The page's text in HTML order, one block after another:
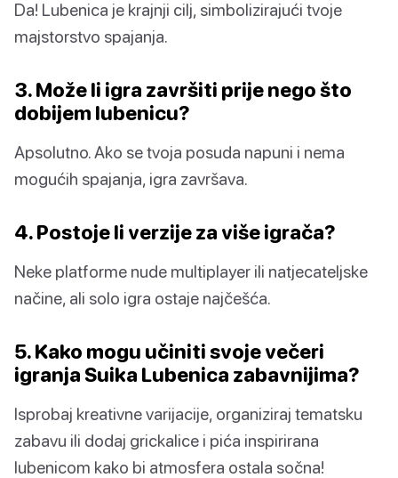
Da! Lubenica je krajnji cilj, simbolizirajući tvoje
majstorstvo spajanja.
3. Može li igra završiti prije nego što
dobijem lubenicu?
Apsolutno. Ako se tvoja posuda napuni i nema
mogućih spajanja, igra završava.
4. Postoje li verzije za više igrača?
Neke platforme nude multiplayer ili natjecateljske
načine, ali solo igra ostaje najčešća.
5. Kako mogu učiniti svoje večeri
igranja Suika Lubenica zabavnijima?
Isprobaj kreativne varijacije, organiziraj tematsku
zabavu ili dodaj grickalice i pića inspirirana
lubenicom kako bi atmosfera ostala sočna!